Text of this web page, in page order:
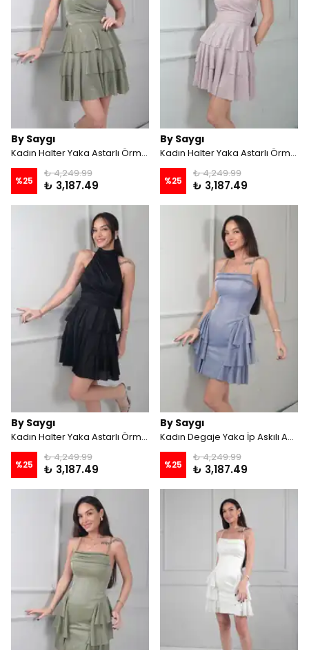
By Saygı
Kadın Halter Yaka Astarlı Örme Simli Kat Kat Kısa Elbise - Fıstık Yeşili
%25
₺ 4,249.99
₺ 3,187.49
By Saygı
Kadın Halter Yaka Astarlı Örme Simli Kat Kat Kısa Elbise - Pudra
%25
₺ 4,249.99
₺ 3,187.49
By Saygı
Kadın Halter Yaka Astarlı Örme Simli Kat Kat Kısa Elbise - Siyah
%25
₺ 4,249.99
₺ 3,187.49
By Saygı
Kadın Degaje Yaka İp Askılı Astarlı Eteği Yandan Fırfırlı Simli Kısa Elbise - Bebe Mavi
%25
₺ 4,249.99
₺ 3,187.49